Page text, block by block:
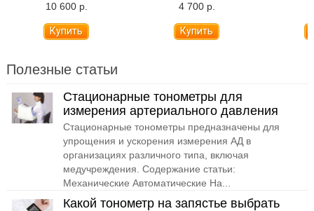
10 600 р. 4 700 р.
Полезные статьи
Стационарные тонометры для
измерения артериального давления
Стационарные тонометры предназначены для
упрощения и ускорения измерения АД в
организациях различного типа, включая
медучреждения. Содержание статьи:
Механические Автоматические На...
Какой тонометр на запястье выбрать